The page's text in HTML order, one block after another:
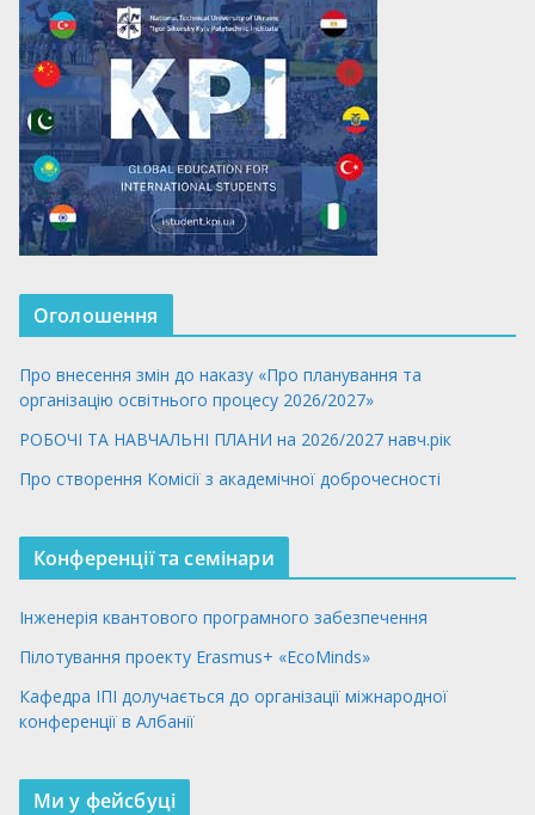
Оголошення
Про внесення змін до наказу «Про планування та
організацію освітнього процесу 2026/2027»
РОБОЧІ ТА НАВЧАЛЬНІ ПЛАНИ на 2026/2027 навч.рік
Про створення Комісії з академічної доброчесності
Конференції та семінари
Інженерія квантового програмного забезпечення
Пілотування проекту Erasmus+ «EcoMinds»
Кафедра ІПІ долучається до організації міжнародної
конференції в Албанії
Ми у фейсбуці